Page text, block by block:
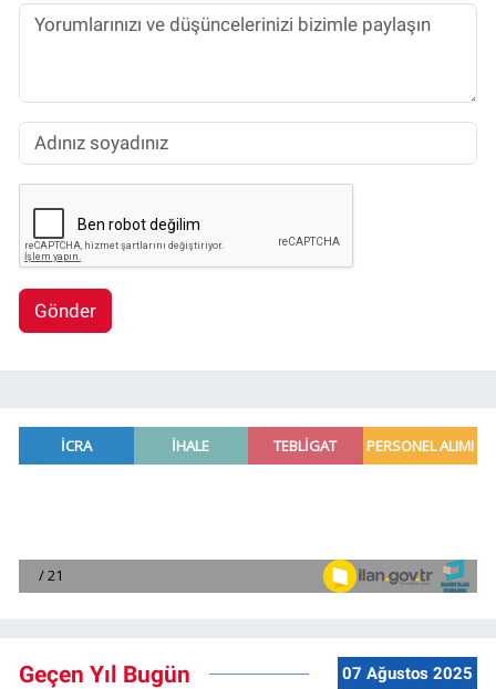
Gönder
Geçen Yıl Bugün 07 Ağustos 2025